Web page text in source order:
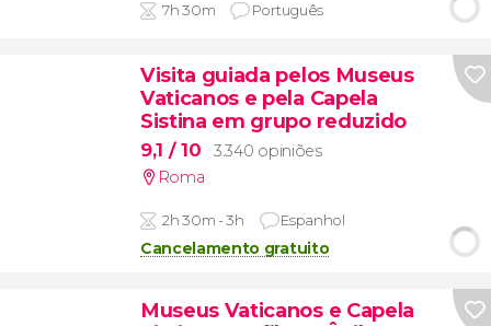
7h 30m Português
Visita guiada pelos Museus
Vaticanos e pela Capela
Sistina em grupo reduzido
9,1 / 10
3.340 opiniões
Roma
2h 30m - 3h Espanhol
Cancelamento gratuito
Museus Vaticanos e Capela